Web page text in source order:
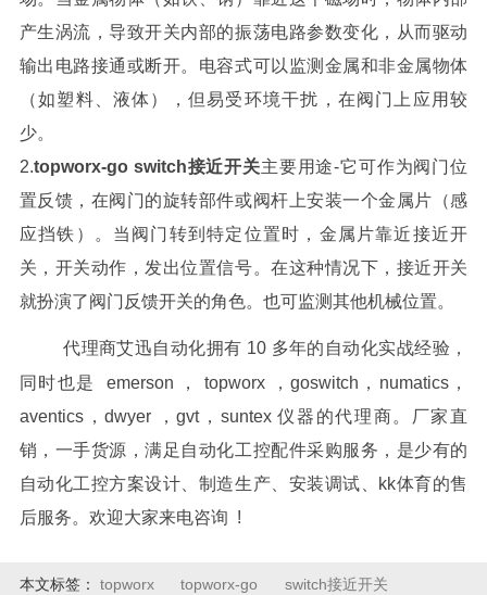
产生涡流，导致开关内部的振荡电路参数变化，从而驱动
输出电路接通或断开。电容式可以监测金属和非金属物体
（如塑料、液体），但易受环境干扰，在阀门上应用较
少。
2.topworx-go switch接近开关主要用途-它可作为阀门位
置反馈，在阀门的旋转部件或阀杆上安装一个金属片（感
应挡铁）。当阀门转到特定位置时，金属片靠近接近开
关，开关动作，发出位置信号。在这种情况下，接近开关
就扮演了阀门反馈开关的角色。也可监测其他机械位置。
代理商艾迅自动化拥有 10 多年的自动化实战经验，
同时也是 emerson ， topworx ，goswitch，numatics，
aventics，dwyer ，gvt，suntex 仪器的代理商。厂家直
销，一手货源，满足自动化工控配件采购服务，是少有的
自动化工控方案设计、制造生产、安装调试、kk体育的售
后服务。欢迎大家来电咨询 !
本文标签： topworx topworx-go switch接近开关